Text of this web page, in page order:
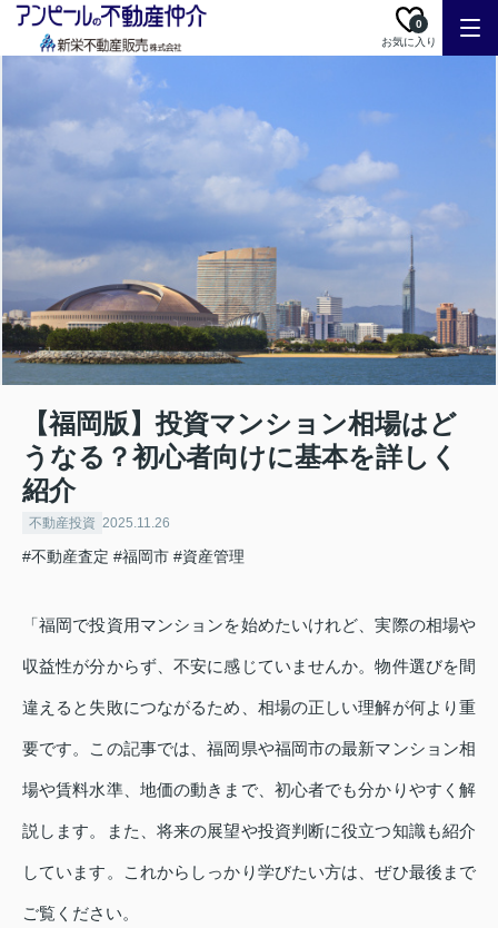
お気に入り
0
【福岡版】投資マンション相場はど
うなる？初心者向けに基本を詳しく
紹介
不動産投資 2025.11.26
#不動産査定 #福岡市 #資産管理
「福岡で投資用マンションを始めたいけれど、実際の相場や
収益性が分からず、不安に感じていませんか。物件選びを間
違えると失敗につながるため、相場の正しい理解が何より重
要です。この記事では、福岡県や福岡市の最新マンション相
場や賃料水準、地価の動きまで、初心者でも分かりやすく解
説します。また、将来の展望や投資判断に役立つ知識も紹介
しています。これからしっかり学びたい方は、ぜひ最後まで
ご覧ください。